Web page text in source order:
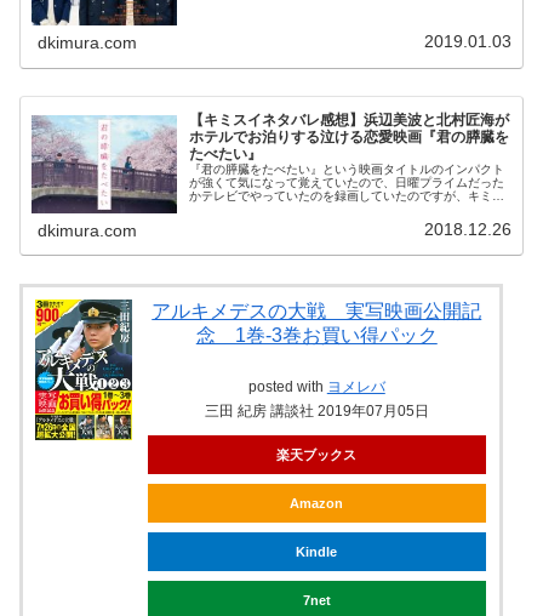
dkimura.com 2019.01.03
【キミスイネタバレ感想】浜辺美波と北村匠海が
ホテルでお泊りする泣ける恋愛映画『君の膵臓を
たべたい』
『君の膵臓をたべたい』という映画タイトルのインパクト
が強くて気になって覚えていたので、日曜プライムだった
かテレビでやっていたのを録画していたのですが、キミス
dkimura.com 2018.12.26
アルキメデスの大戦 実写映画公開記
念 1巻-3巻お買い得パック
posted with ヨメレバ
三田 紀房 講談社 2019年07月05日
楽天ブックス
Amazon
Kindle
7net